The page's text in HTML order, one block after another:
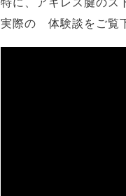
特に、アキレス腱の
実際の 体験談をご覧